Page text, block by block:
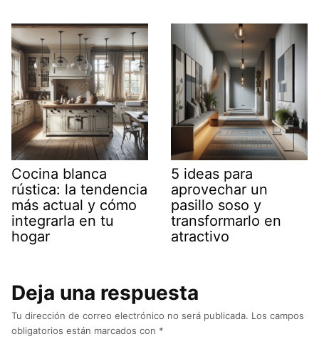
Cocina blanca
rústica: la tendencia
más actual y cómo
integrarla en tu
hogar
5 ideas para
aprovechar un
pasillo soso y
transformarlo en
atractivo
Deja una respuesta
Tu dirección de correo electrónico no será publicada. Los campos
obligatorios están marcados con *